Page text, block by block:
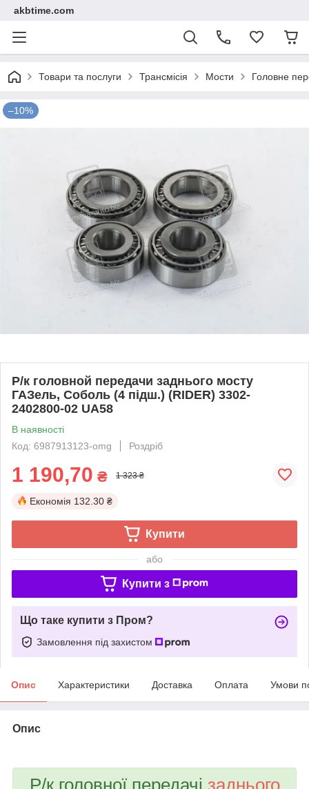
akbtime.com
Товари та послуги Трансмісія Мости Головне
–10%
Р/к головной передачи заднього мосту
ГАЗель, Соболь (4 пiдш.) (RIDER) 3302-
2402800-02 UA58
В наявності
Код: 6987913123-omg
Роздріб
1 190,70 ₴ 1 323 ₴
Економія 132.30 ₴
Купити
або
Купити з
Що таке купити з Пром?
Замовлення під захистом
Опис Характеристики Доставка Оплата Умови
Опис
Р/к головної передачі заднього